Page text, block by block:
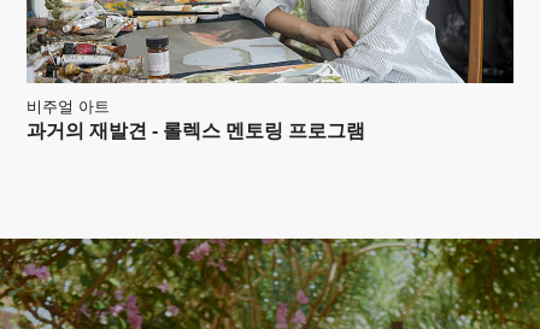
비주얼 아트
과거의 재발견 - 롤렉스 멘토링 프로그램